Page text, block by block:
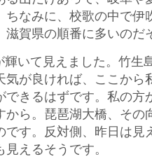
ちなみに、校歌の中で伊
滋賀県の順番に多いのだ
輝いて見えました。竹生
気が良ければ、ここから
できるはずです。私の方
から。琵琶湖大橋、その
です。反対側、昨日は見
えるそうです。